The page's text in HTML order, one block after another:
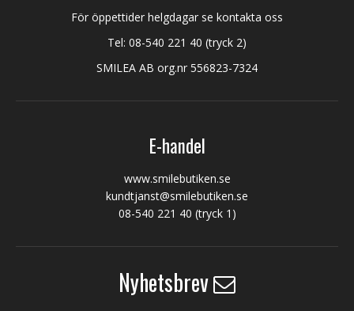
För öppettider helgdagar se kontakta oss
Tel: 08-540 221 40 (tryck 2)
SMILEA AB org.nr 556823-7324
E-handel
www.smilebutiken.se
kundtjanst@smilebutiken.se
08-540 221 40 (tryck 1)
Nyhetsbrev